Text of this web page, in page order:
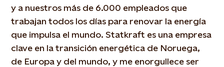
y a nuestros más de 6.000 empleados que
trabajan todos los días para renovar la energía
que impulsa el mundo. Statkraft es una empresa
clave en la transición energética de Noruega,
de Europa y del mundo, y me enorgullece ser